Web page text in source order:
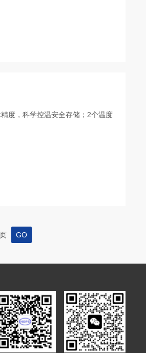
度，科学控温安全存储；2个温度
页